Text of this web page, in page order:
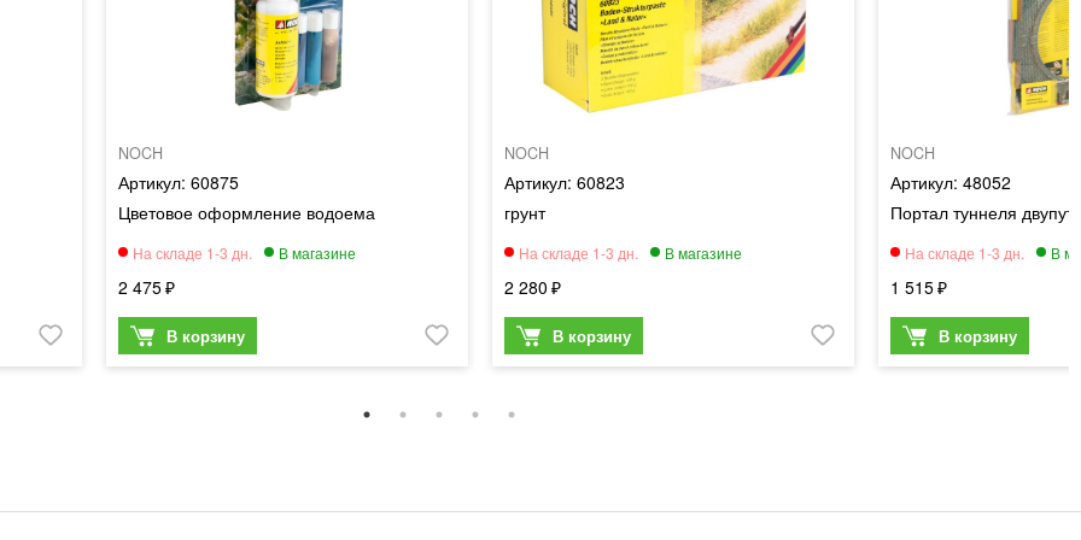
NOCH
60875
Цветовое оформление водоема
2 475
NOCH
60823
грунт
2 280
NOCH
48052
Портал туннеля
1 515